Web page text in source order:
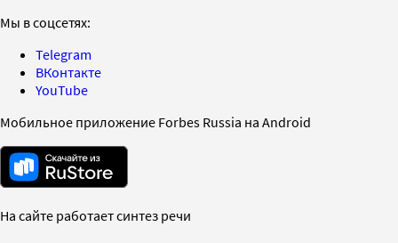
Мы в соцсетях:
Telegram
ВКонтакте
YouTube
Мобильное приложение Forbes Russia на Android
На сайте работает синтез речи